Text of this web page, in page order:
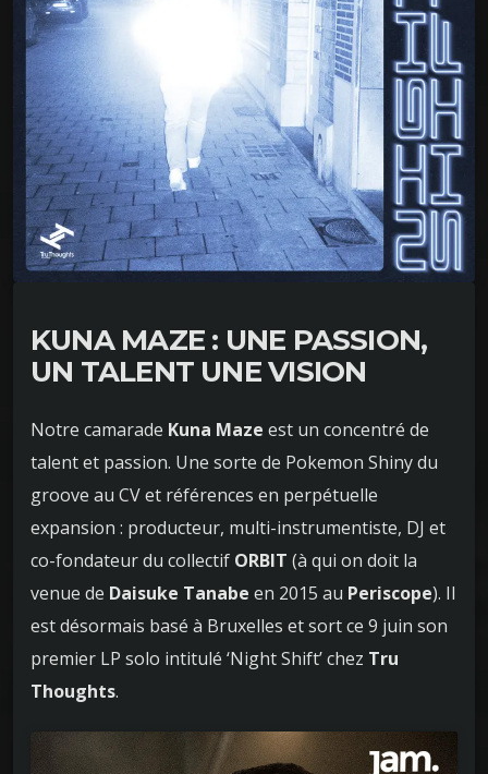
KUNA MAZE : UNE PASSION,
UN TALENT UNE VISION
Notre camarade Kuna Maze est un concentré de
talent et passion. Une sorte de Pokemon Shiny du
groove au CV et références en perpétuelle
expansion : producteur, multi-instrumentiste, DJ et
co-fondateur du collectif ORBIT (à qui on doit la
venue de Daisuke Tanabe en 2015 au Periscope). Il
est désormais basé à Bruxelles et sort ce 9 juin son
premier LP solo intitulé ‘Night Shift’ chez Tru
Thoughts.